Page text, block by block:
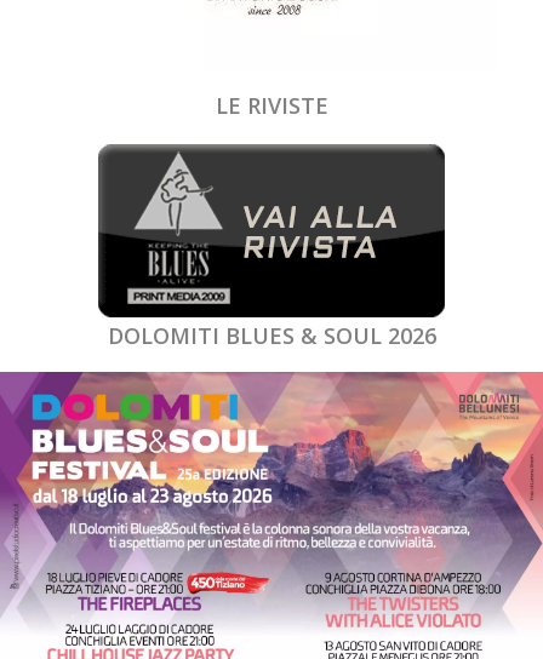
LE RIVISTE
DOLOMITI BLUES & SOUL 2026